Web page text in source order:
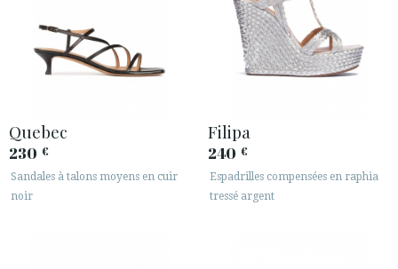
ESPACE CLIENTS B2B
SECURE WEB SSL CERTIFICATE © 2026 PURA LOPEZ
Quebec
230 €
Sandales à talons moyens en cuir
noir
Filipa
240 €
Espadrilles compensées en raphia
tressé argent